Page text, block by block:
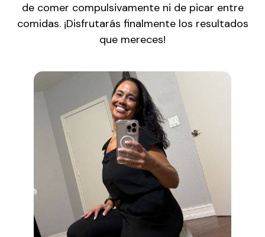
de comer compulsivamente ni de picar entre
comidas. ¡Disfrutarás finalmente los resultados
que mereces!